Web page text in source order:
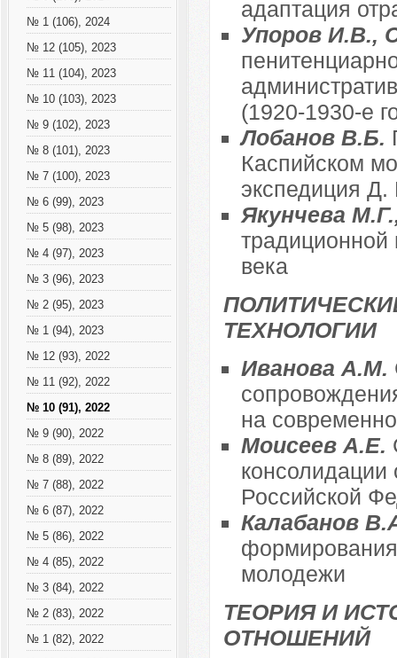
№ 1 (106), 2024
№ 12 (105), 2023
№ 11 (104), 2023
№ 10 (103), 2023
№ 9 (102), 2023
№ 8 (101), 2023
№ 7 (100), 2023
№ 6 (99), 2023
№ 5 (98), 2023
№ 4 (97), 2023
№ 3 (96), 2023
№ 2 (95), 2023
№ 1 (94), 2023
№ 12 (93), 2022
№ 11 (92), 2022
№ 10 (91), 2022
№ 9 (90), 2022
№ 8 (89), 2022
№ 7 (88), 2022
№ 6 (87), 2022
№ 5 (86), 2022
№ 4 (85), 2022
№ 3 (84), 2022
№ 2 (83), 2022
№ 1 (82), 2022
адаптация
Упоров И.В.,
(1920-1930-е
Лобанов В.Б.
Каспийском
экспедиция Д.
Якунчева
века
ТЕХНОЛОГИИ
Иванова А.М.
на
Моисеев А.Е.
консолидации
Российской
Калабанов
формирования
молодежи
ТЕОРИЯ И
ОТНОШЕНИЙ